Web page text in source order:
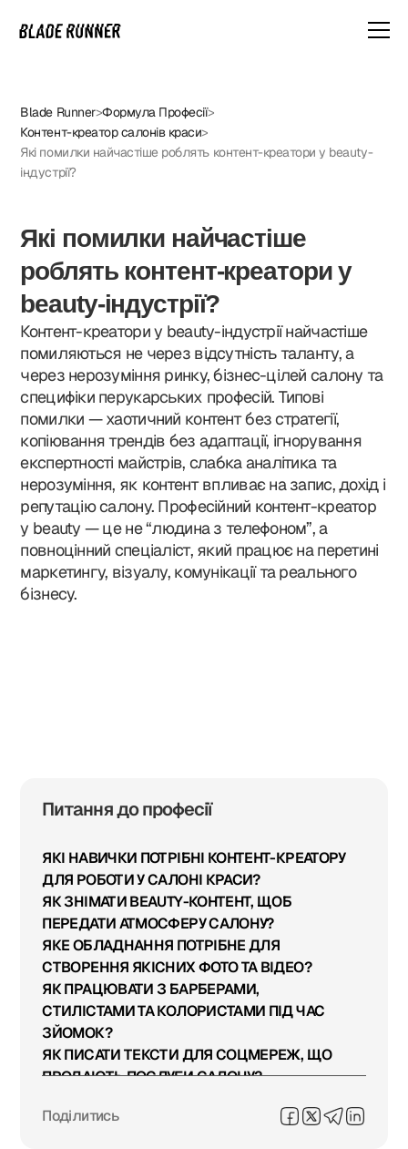
— ЦЕ НЕ ПРОСТО КУРСИ.
Ми — найбільша академія перукарського мистецтва в Україні.
А після навчання — гарантоване працевлаштування.
не знайшов, що шукав, або вагаєшся — дозволь
відповісти на твої запитання. Спокійно, по дружньому.”
- Олексій Селівон, засновник компанії
Blade Runner>Формула Професії>
Контент-креатор салонів краси>
Які помилки найчастіше роблять контент-креатори у beauty-
індустрії?
Які помилки найчастіше
роблять контент-креатори у
beauty-індустрії?
Контент-креатори у beauty-індустрії найчастіше
помиляються не через відсутність таланту, а
через нерозуміння ринку, бізнес-цілей салону та
специфіки перукарських професій. Типові
помилки — хаотичний контент без стратегії,
копіювання трендів без адаптації, ігнорування
експертності майстрів, слабка аналітика та
нерозуміння, як контент впливає на запис, дохід і
репутацію салону. Професійний контент-креатор
у beauty — це не “людина з телефоном”, а
повноцінний спеціаліст, який працює на перетині
маркетингу, візуалу, комунікації та реального
бізнесу.
Питання до професії
ЯКІ НАВИЧКИ ПОТРІБНІ КОНТЕНТ-КРЕАТОРУ
ДЛЯ РОБОТИ У САЛОНІ КРАСИ?
ЯК ЗНІМАТИ BEAUTY-КОНТЕНТ, ЩОБ
ПЕРЕДАТИ АТМОСФЕРУ САЛОНУ?
ЯКЕ ОБЛАДНАННЯ ПОТРІБНЕ ДЛЯ
СТВОРЕННЯ ЯКІСНИХ ФОТО ТА ВІДЕО?
ЯК ПРАЦЮВАТИ З БАРБЕРАМИ,
СТИЛІСТАМИ ТА КОЛОРИСТАМИ ПІД ЧАС
ЗЙОМОК?
ЯК ПИСАТИ ТЕКСТИ ДЛЯ СОЦМЕРЕЖ, ЩО
ПРОДАЮТЬ ПОСЛУГИ САЛОНУ?
СТРАТЕГІЧНО РОЗВИВАТИ СТОРІНКУ
Поділитись